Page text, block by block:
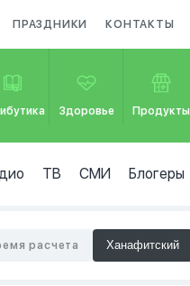
ПРАЗДНИКИ КОНТАКТЫ
Здоровье Продукты
ТВ СМИ Блогеры
расчета